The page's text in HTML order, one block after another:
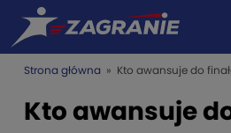
Strona główna » Kto awansuje do
Kto awansuje